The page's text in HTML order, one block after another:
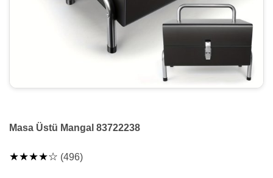
Masa Üstü Mangal 83722238
★★★★☆ (496)